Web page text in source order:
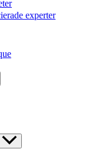
experter